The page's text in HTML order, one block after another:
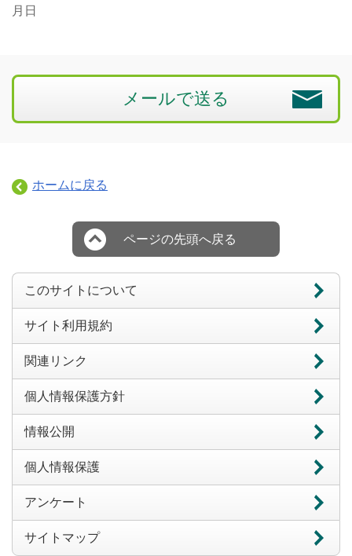
月日
メールで送る
ホームに戻る
ページの先頭へ戻る
このサイトについて
サイト利用規約
関連リンク
個人情報保護方針
情報公開
個人情報保護
アンケート
サイトマップ